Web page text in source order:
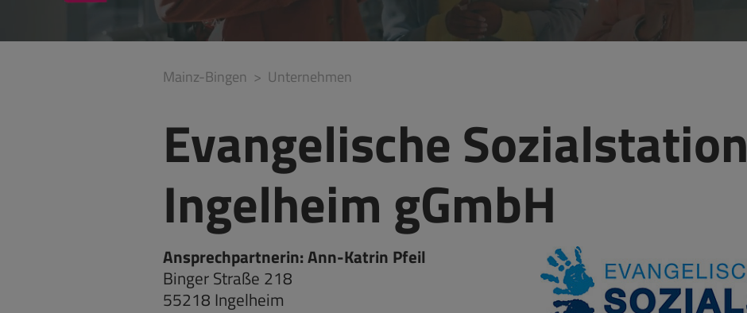
Mainz-Bingen Unternehmen
Evangelische Sozialstation
Ingelheim gGmbH
Ansprechpartnerin: Ann-Katrin Pfeil
Binger Straße 218
55218 Ingelheim